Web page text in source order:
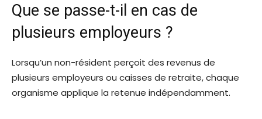
Que se passe-t-il en cas de
plusieurs employeurs ?
Lorsqu’un non-résident perçoit des revenus de
plusieurs employeurs ou caisses de retraite, chaque
organisme applique la retenue indépendamment.